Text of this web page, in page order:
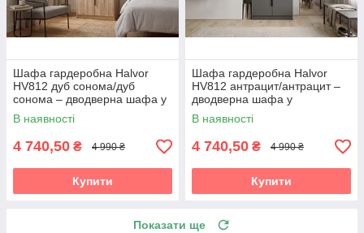
Шафа гардеробна Halvor
HV812 дуб сонома/дуб
сонома – дводверна шафа у
скандинавському стилі
Accord
В наявності
4 740,50 ₴ 4 990 ₴
Купити
Шафа гардеробна Halvor
HV812 антрацит/антрацит –
дводверна шафа у
сучасному стилі лофт Accord
В наявності
4 740,50 ₴ 4 990 ₴
Купити
Показати ще